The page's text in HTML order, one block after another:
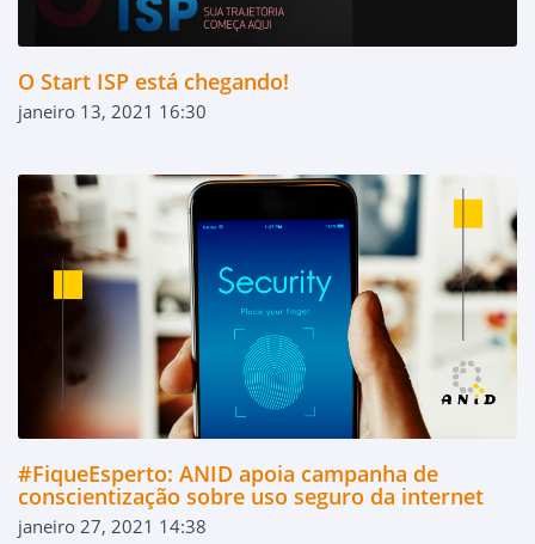
O Start ISP está chegando!
janeiro 13, 2021 16:30
#FiqueEsperto: ANID apoia campanha de
conscientização sobre uso seguro da internet
janeiro 27, 2021 14:38